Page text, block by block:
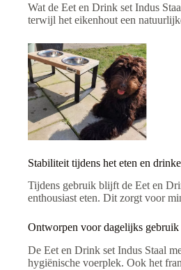
Wat de Eet en Drink set Indus
terwijl het eikenhout een
Stabiliteit tijdens het eten en
Tijdens gebruik blijft de Eet en
enthousiast eten. Dit zorgt voor
Ontworpen voor dagelijks gebruik
De Eet en Drink set Indus Staal
hygiënische voerplek. Ook het